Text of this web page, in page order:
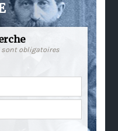
sont obligatoires